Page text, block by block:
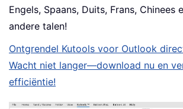
Engels, Spaans, Duits, Frans, Chinees
andere talen!
Ontgrendel Kutools voor Outlook
Wacht niet langer—download nu en
efficiëntie!